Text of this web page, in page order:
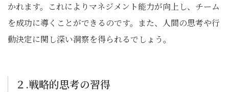
かれます。これによりマネジメント能力が向上し、チーム
を成功に導くことができるのです。また、人間の思考や行
動決定に関し深い洞察を得られるでしょう。
２.戦略的思考の習得